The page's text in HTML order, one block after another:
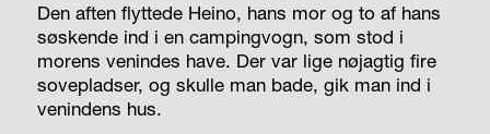
Den aften flyttede Heino, hans mor og to af hans
søskende ind i en campingvogn, som stod i
morens venindes have. Der var lige nøjagtig fire
sovepladser, og skulle man bade, gik man ind i
venindens hus.